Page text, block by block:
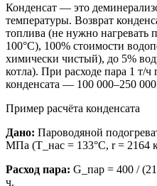
Конденсат — это
температуры. Возврат
топлива (не нужно нагревать
100°C), 100% стоимости
химически чистый), до 5%
котла). При расходе пара 1 т/ч
конденсата — 100 000–250
Пример расчёта конденсата
Дано: Пароводяной
МПа (T_нас = 133°C, r = 2164
Расход пара: G_пар = 400 /
ч.